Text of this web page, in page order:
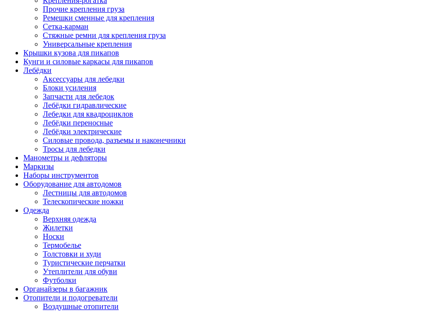
Прочие крепления груза
Ремешки сменные для крепления
Сетка-карман
Стяжные ремни для крепления груза
Универсальные крепления
Крышки кузова для пикапов
Кунги и силовые каркасы для пикапов
Лебёдки
Аксессуары для лебедки
Блоки усиления
Запчасти для лебедок
Лебёдки гидравлические
Лебедки для квадроциклов
Лебёдки переносные
Лебёдки электрические
Силовые провода, разъемы и наконечники
Тросы для лебедки
Манометры и дефляторы
Маркизы
Наборы инструментов
Оборудование для автодомов
Лестницы для автодомов
Телескопические ножки
Одежда
Верхняя одежда
Жилетки
Носки
Термобелье
Толстовки и худи
Туристические перчатки
Утеплители для обуви
Футболки
Органайзеры в багажник
Отопители и подогреватели
Воздушные отопители